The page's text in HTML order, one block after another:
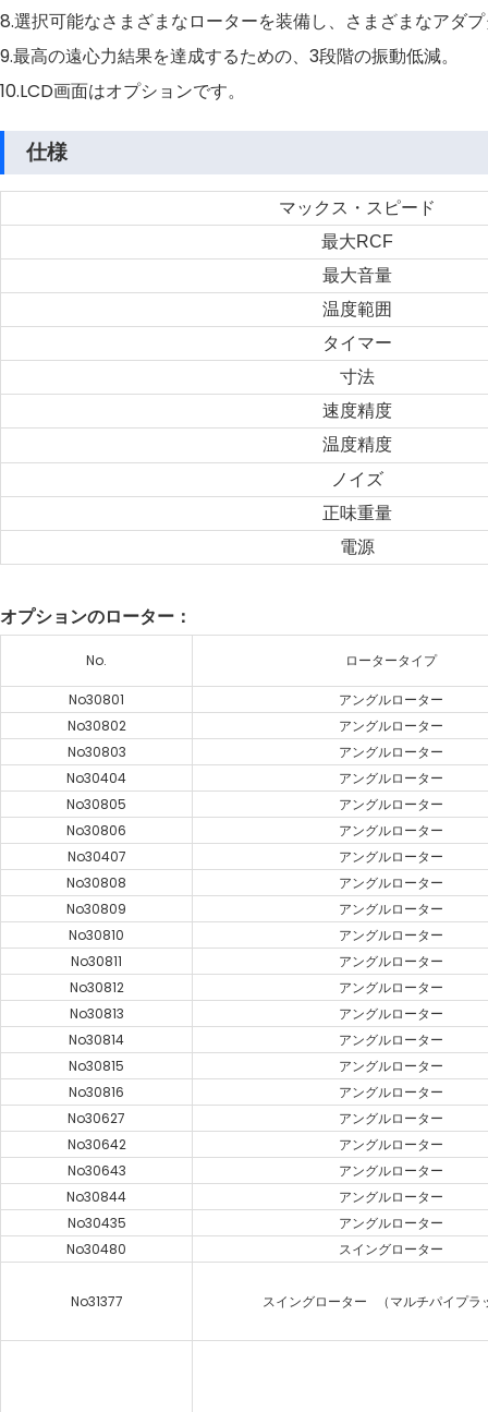
8.選択可能なさまざまなローターを装備し、さまざまなアダ
9.最高の遠心力結果を達成するための、3段階の振動低減。
10.LCD画面はオプションです。
仕様
マックス・スピード
最大RCF
最大音量
温度範囲
タイマー
寸法
速度精度
温度精度
ノイズ
正味重量
電源
オプションのローター：
No. ロータータイプ
No30801
アングルローター
No30802
アングルローター
No30803
アングルローター
No30404
アングルローター
No30805
アングルローター
No30806
アングルローター
No30407
アングルローター
No30808
アングルローター
No30809
アングルローター
No30810
アングルローター
No30811
アングルローター
No30812
アングルローター
No30813
アングルローター
No30814
アングルローター
No30815
アングルローター
No30816
アングルローター
No30627
アングルローター
No30642
アングルローター
No30643
アングルローター
No30844
アングルローター
No30435
アングルローター
No30480
スイングローター
No31377 スイングローター （マルチパイプラ